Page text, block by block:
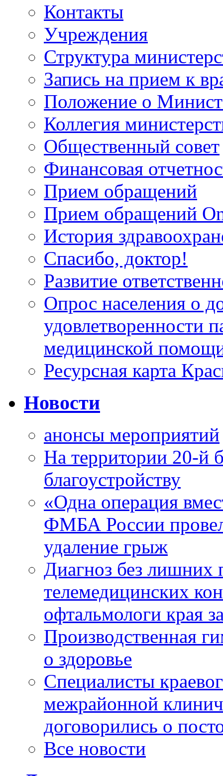
Контакты
Учреждения
Структура
Запись на прием к
Положение о
Коллегия
Общественный совет
Финансовая
Прием обращений
Прием обращений
История
Спасибо, доктор!
Развитие
Опрос населения о
удовлетворенности
медицинской
Ресурсная карта
Новости
анонсы мероприятий
На территории 20-й
благоустройству
«Одна операция
ФМБА России
удаление грыж
Диагноз без лишних
телемедицинских
офтальмологи края
Производственная
о здоровье
Специалисты
межрайонной
договорились о
Все новости